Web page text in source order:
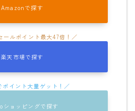
Amazonで探す
楽天市場で探す
ショッピングで探す